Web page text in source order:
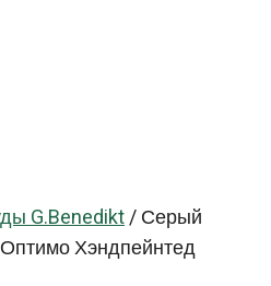
G.Benedikt/Серый
Хэндпейнтед